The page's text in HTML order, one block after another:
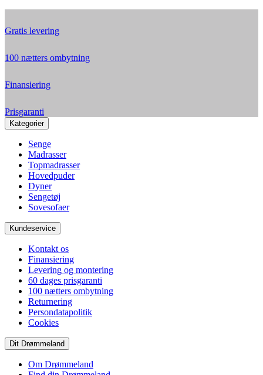
Gratis levering
100 nætters ombytning
Finansiering
Prisgaranti
Kategorier
Senge
Madrasser
Topmadrasser
Hovedpuder
Dyner
Sengetøj
Sovesofaer
Kundeservice
Kontakt os
Finansiering
Levering og montering
60 dages prisgaranti
100 nætters ombytning
Returnering
Persondatapolitik
Cookies
Dit Drømmeland
Om Drømmeland